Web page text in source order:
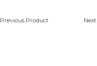
Previous Product